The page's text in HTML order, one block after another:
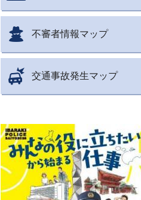
不審者情報マップ
交通事故発生マップ